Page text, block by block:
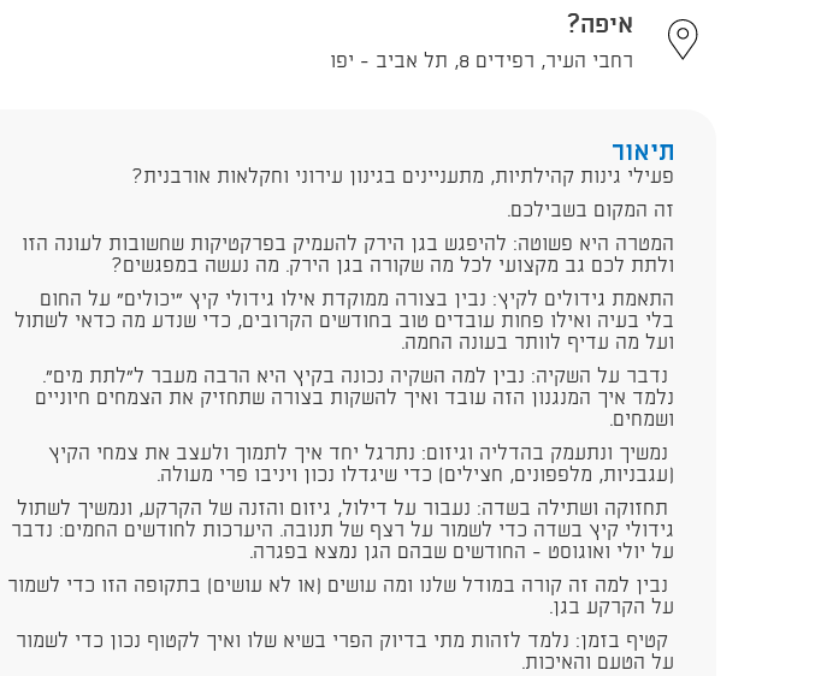
איפה?
רחבי העיר, רפידים 8, תל אביב - יפו
תיאור
פעילי גינות קהילתיות, מתעניינים בגינון עירוני וחקלאות אורבנית?
זה המקום בשבילכם.
המטרה היא פשוטה: להיפגש בגן הירק להעמיק בפרקטיקות שחשובות לעונה הזו
ולתת לכם גב מקצועי לכל מה שקורה בגן הירק. מה נעשה במפגשים?
התאמת גידולים לקיץ: נבין בצורה ממוקדת אילו גידולי קיץ "יכולים" על החום
בלי בעיה ואילו פחות עובדים טוב בחודשים הקרובים, כדי שנדע מה כדאי לשתול
ועל מה עדיף לוותר בעונה החמה.
נדבר על השקיה: נבין למה השקיה נכונה בקיץ היא הרבה מעבר ל"לתת מים".
נלמד איך המנגנון הזה עובד ואיך להשקות בצורה שתחזיק את הצמחים חיוניים
ושמחים.
נמשיך ונתעמק בהדליה וגיזום: נתרגל יחד איך לתמוך ולעצב את צמחי הקיץ
(עגבניות, מלפפונים, חצילים) כדי שיגדלו נכון ויניבו פרי מעולה.
תחזוקה ושתילה בשדה: נעבור על דילול, גיזום והזנה של הקרקע, ונמשיך לשתול
גידולי קיץ בשדה כדי לשמור על רצף של תנובה. היערכות לחודשים החמים: נדבר
על יולי ואוגוסט - החודשים שבהם הגן נמצא בפגרה.
נבין למה זה קורה במודל שלנו ומה עושים (או לא עושים) בתקופה הזו כדי לשמור
על הקרקע בגן.
קטיף בזמן: נלמד לזהות מתי בדיוק הפרי בשיא שלו ואיך לקטוף נכון כדי לשמור
על הטעם והאיכות.